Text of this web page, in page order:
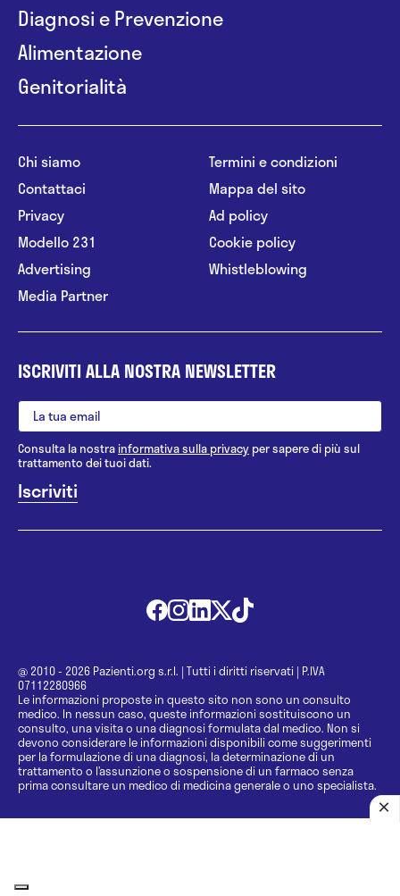
Diagnosi e Prevenzione
Alimentazione
Genitorialità
Chi siamo
Contattaci
Privacy
Modello 231
Advertising
Media Partner
Termini e condizioni
Mappa del sito
Ad policy
Cookie policy
Whistleblowing
ISCRIVITI ALLA NOSTRA NEWSLETTER
Consulta la nostrainformativa sulla privacy per sapere di più sul
trattamento dei tuoi dati.
@ 2010 - 2026 Pazienti.org s.r.l. | Tutti i diritti riservati | P.IVA
07112280966
Le informazioni proposte in questo sito non sono un consulto
medico. In nessun caso, queste informazioni sostituiscono un
consulto, una visita o una diagnosi formulata dal medico. Non si
devono considerare le informazioni disponibili come suggerimenti
per la formulazione di una diagnosi, la determinazione di un
trattamento o l’assunzione o sospensione di un farmaco senza
prima consultare un medico di medicina generale o uno specialista.